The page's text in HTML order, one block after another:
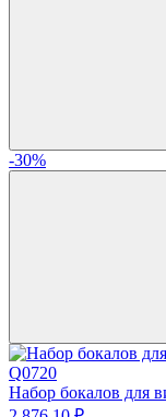
-30%
Q0720
Набор бокалов для